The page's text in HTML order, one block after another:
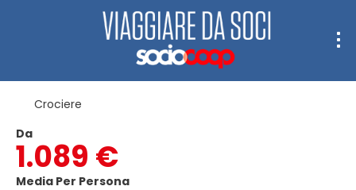
Crociere
Da
1.089 €
Media Per Persona